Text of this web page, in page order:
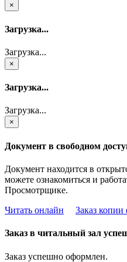
×
Загрузка...
Загрузка...
×
Загрузка...
Загрузка...
×
Документ в свободном
Документ находится в
можете ознакомиться и
Просмотрщике.
Читать онлайн
Заказ копии
Заказ в читальный зал
Заказ успешно оформлен.